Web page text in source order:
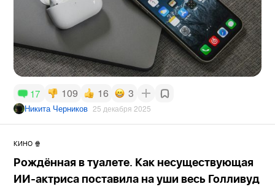
17 109 16 3
Никита Черников 25 декабря 2025
КИНО 🍿
Рождённая в туалете. Как несуществующая
ИИ-актриса поставила на уши весь Голливуд